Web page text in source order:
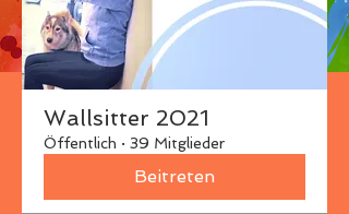
Wallsitter 2021
Öffentlich · 39 Mitglieder
Beitreten